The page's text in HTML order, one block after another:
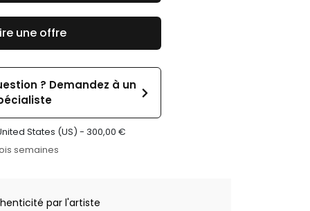
une offre
? Demandez à un
States (US) -300,00€
semaines
par l'artiste